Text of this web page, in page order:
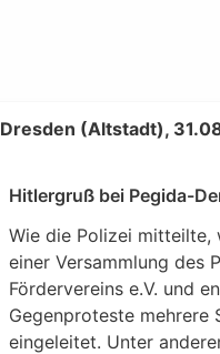
Dresden (Altstadt),
Hitlergruß bei Pegida-
Wie die Polizei mitteilte,
einer Versammlung des
Fördervereins e.V. und
Gegenproteste mehrere
eingeleitet. Unter